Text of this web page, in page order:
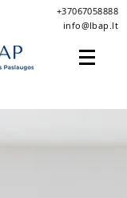
+37067058888
info@lbap.lt